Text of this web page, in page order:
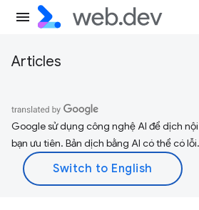
Articles
Google sử dụng công nghệ AI để dịch
bạn ưu tiên. Bản dịch bằng AI có thể có lỗi.